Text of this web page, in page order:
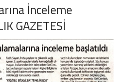
İnceleme
GAZETESİ